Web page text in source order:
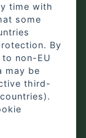
time with
some
By
non-EU
may be
third-